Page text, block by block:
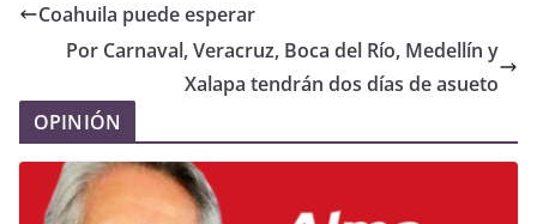
Coahuila puede esperar
Por Carnaval, Veracruz, Boca del Río, Medellín y
Xalapa tendrán dos días de asueto
OPINIÓN